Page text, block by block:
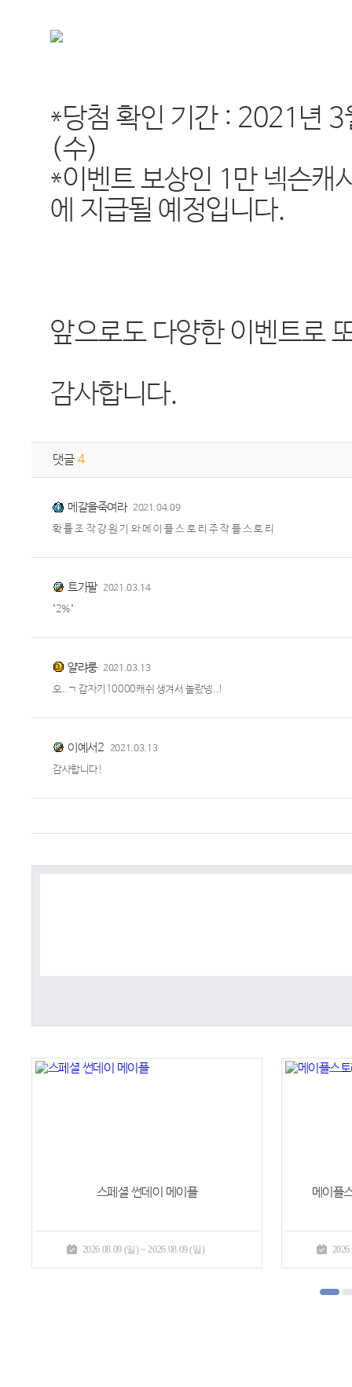
*당첨 확인 기간 : 2021년
(수)
*이벤트 보상인 1만 넥슨캐
에 지급될 예정입니다.
앞으로도 다양한 이벤트로
감사합니다.
댓글 4
메갈을죽여라 2021.04.09
확 률 조 작 강 원 기 와 메 이 플 스 토 리 주 작 플 스 토 리
트가팔 2021.03.14
"2%"
얄랴룽 2021.03.13
오..ㄱ 갑자기10000캐쉬 생겨서 놀랐넹..!
이예서2 2021.03.13
감사합니다!
스페셜 썬데이 메이플
2026.08.09 (일) ~ 2026.08.09 (일)
메이플